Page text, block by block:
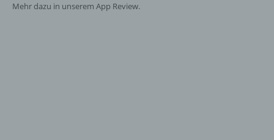
Mehr dazu in unserem App Review.